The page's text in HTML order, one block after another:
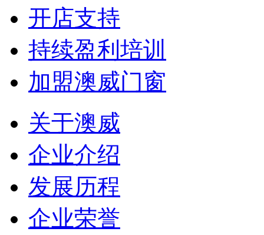
开店支持
持续盈利培训
加盟澳威门窗
关于澳威
企业介绍
发展历程
企业荣誉